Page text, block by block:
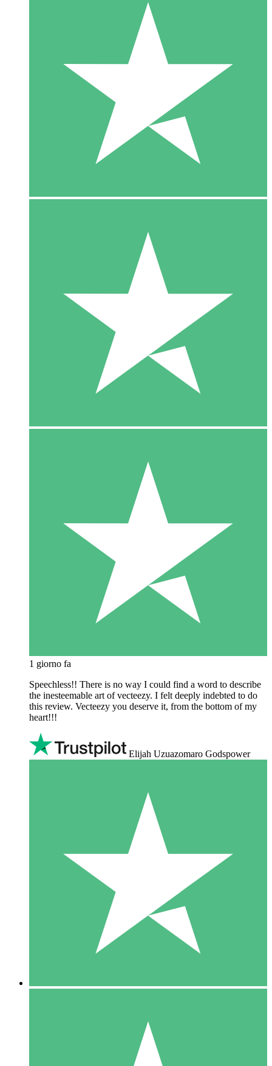
1 giorno fa
Speechless!! There is no way I could find a word to describe
the inesteemable art of vecteezy. I felt deeply indebted to do
this review. Vecteezy you deserve it, from the bottom of my
heart!!!
Elijah Uzuazomaro Godspower